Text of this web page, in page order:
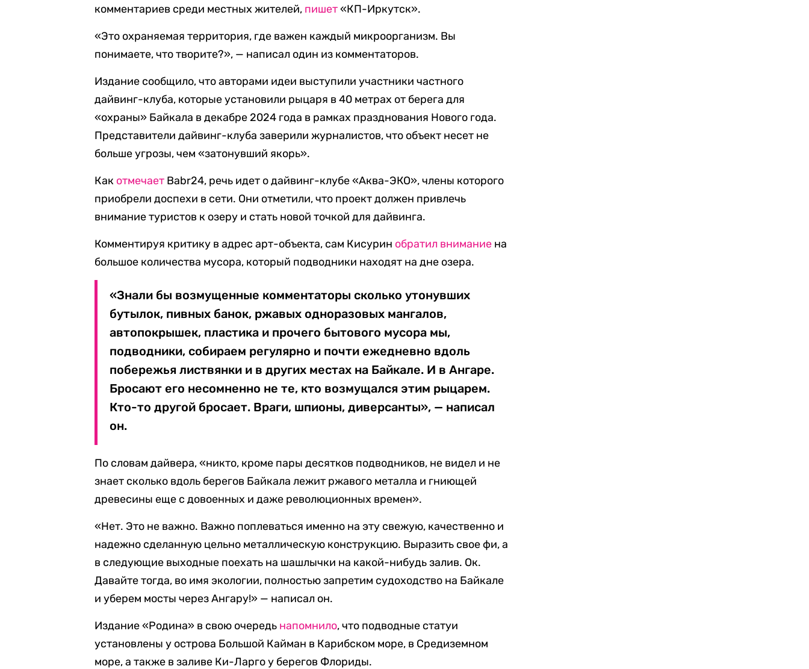
комментариев среди местных жителей, пишет«КП-Иркутск».
«Это охраняемая территория, где важен каждый микроорганизм. Вы
понимаете, что творите?», — написал один из комментаторов.
Издание сообщило, что авторами идеи выступили участники частного
дайвинг-клуба, которые установили рыцаря в 40 метрах от берега для
«охраны» Байкала в декабре 2024 года в рамках празднования Нового года.
Представители дайвинг-клуба заверили журналистов, что объект несет не
больше угрозы, чем «затонувший якорь».
Как отмечает Babr24, речь идет о дайвинг-клубе «Аква-ЭКО», члены которого
приобрели доспехи в сети. Они отметили, что проект должен привлечь
внимание туристов к озеру и стать новой точкой для дайвинга.
Комментируя критику в адрес арт-объекта, сам Кисурин обратил внимание на
большое количества мусора, который подводники находят на дне озера.
«Знали бы возмущенные комментаторы сколько утонувших
бутылок, пивных банок, ржавых одноразовых мангалов,
автопокрышек, пластика и прочего бытового мусора мы,
подводники, собираем регулярно и почти ежедневно вдоль
побережья листвянки и в других местах на Байкале. И в Ангаре.
Бросают его несомненно не те, кто возмущался этим рыцарем.
Кто-то другой бросает. Враги, шпионы, диверсанты», — написал
он.
По словам дайвера, «никто, кроме пары десятков подводников, не видел и не
знает сколько вдоль берегов Байкала лежит ржавого металла и гниющей
древесины еще с довоенных и даже революционных времен».
«Нет. Это не важно. Важно поплеваться именно на эту свежую, качественно и
надежно сделанную цельно металлическую конструкцию. Выразить свое фи, а
в следующие выходные поехать на шашлычки на какой-нибудь залив. Ок.
Давайте тогда, во имя экологии, полностью запретим судоходство на Байкале
и уберем мосты через Ангару!» — написал он.
Издание «Родина» в свою очередь напомнило, что подводные статуи
установлены у острова Большой Кайман в Карибском море, в Средиземном
море, а также в заливе Ки-Ларго у берегов Флориды.